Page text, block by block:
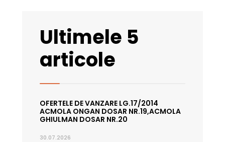
Ultimele 5
articole
OFERTELE DE VANZARE LG.17/2014
ACMOLA ONGAN DOSAR NR.19,ACMOLA
GHIULMAN DOSAR NR.20
30.07.2026